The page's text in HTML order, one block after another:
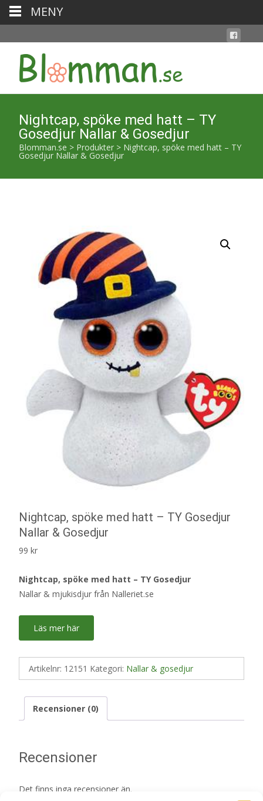
Nightcap, spöke med hatt – TY
Gosedjur Nallar & Gosedjur
Blomman.se > Produkter > Nightcap, spöke med hatt – TY
Gosedjur Nallar & Gosedjur
Nightcap, spöke med hatt – TY Gosedjur
Nallar & Gosedjur
99 kr
Nightcap, spöke med hatt – TY Gosedjur
Nallar & mjukisdjur från Nalleriet.se
Läs mer här
Artikelnr: 12151 Kategori: Nallar & gosedjur
Recensioner (0)
Recensioner
Det finns inga recensioner än.
MENY